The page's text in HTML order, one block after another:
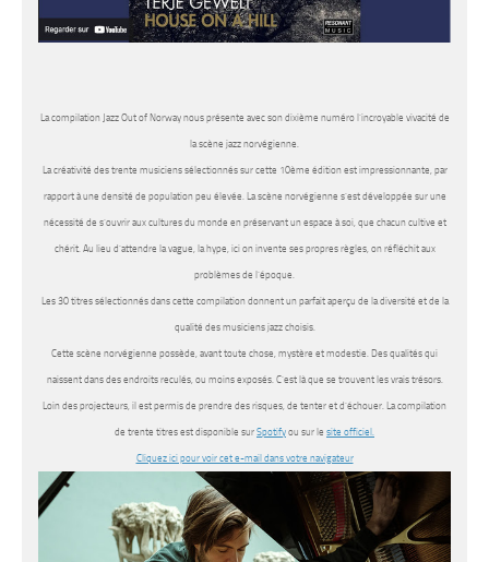
La compilation Jazz Out of Norway nous présente avec son dixième numéro l’incroyable vivacité de
la scène jazz norvégienne.
La créativité des trente musiciens sélectionnés sur cette 10ème édition est impressionnante, par
rapport à une densité de population peu élevée. La scène norvégienne s’est développée sur une
nécessité de s’ouvrir aux cultures du monde en préservant un espace à soi, que chacun cultive et
chérit. Au lieu d’attendre la vague, la hype, ici on invente ses propres règles, on réfléchit aux
problèmes de l’époque.
Les 30 titres sélectionnés dans cette compilation donnent un parfait aperçu de la diversité et de la
qualité des musiciens jazz choisis.
Cette scène norvégienne possède, avant toute chose, mystère et modestie. Des qualités qui
naissent dans des endroits reculés, ou moins exposés. C’est là que se trouvent les vrais trésors.
Loin des projecteurs, il est permis de prendre des risques, de tenter et d’échouer. La compilation
de trente titres est disponible sur Spotify ou sur le site officiel.
Cliquez ici pour voir cet e-mail dans votre navigateur